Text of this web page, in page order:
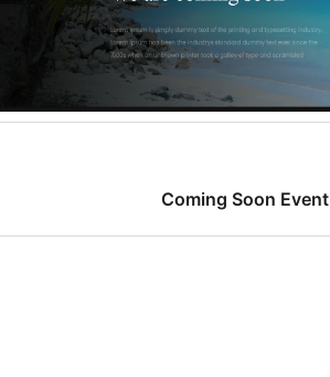
Coming Soon Event